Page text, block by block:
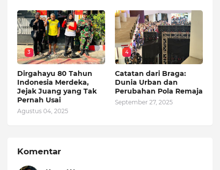
3
Dirgahayu 80 Tahun
Indonesia Merdeka,
Jejak Juang yang Tak
Pernah Usai
Agustus 04, 2025
4
Catatan dari Braga:
Dunia Urban dan
Perubahan Pola Remaja
September 27, 2025
Komentar